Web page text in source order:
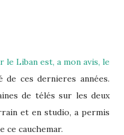
Liban est, a mon avis, le
ces dernieres années.
de télés sur les deux
et en studio, a permis
ce cauchemar.